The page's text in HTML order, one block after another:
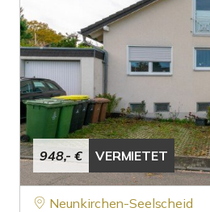
948,- € VERMIETET
Neunkirchen-Seelscheid